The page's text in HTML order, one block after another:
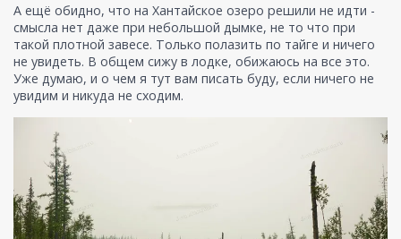
А ещё обидно, что на Хантайское озеро решили не идти -
смысла нет даже при небольшой дымке, не то что при
такой плотной завесе. Только полазить по тайге и ничего
не увидеть. В общем сижу в лодке, обижаюсь на все это.
Уже думаю, и о чем я тут вам писать буду, если ничего не
увидим и никуда не сходим.